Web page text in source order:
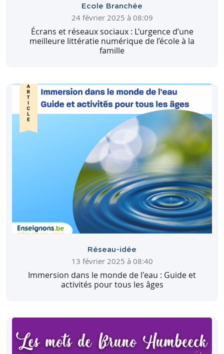
Ecole Branchée
24 février 2025 à 08:09
Écrans et réseaux sociaux : L’urgence d’une
meilleure littératie numérique de l’école à la
famille
Réseau-idée
13 février 2025 à 08:40
Immersion dans le monde de l'eau : Guide et
activités pour tous les âges